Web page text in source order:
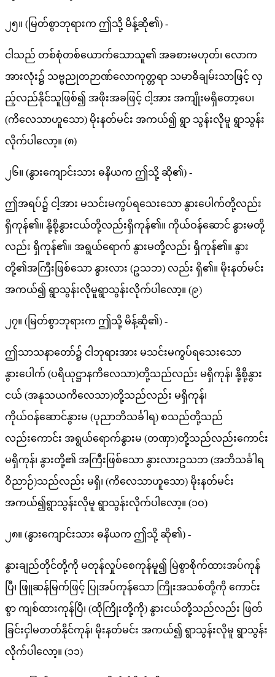
၂၅။ (မြတ်စွာဘုရားက ဤသို့ မိန့်ဆို၏) -
ငါသည် တစ်စုံတစ်ယောက်သောသူ၏ အခစားမဟုတ်၊ လောက
အားလုံး၌ သဗ္ဗညုတဉာဏ်လောကုတ္တရာ သမာဓိချမ်းသာဖြင့် လှ
ည့်လည်နိုင်သူဖြစ်၍ အဖိုးအခဖြင့် ငါ့အား အကျိုးမရှိတော့ပေ၊
(ကိလေသာဟူသော) မိုးနတ်မင်း အကယ်၍ ရွာ သွန်းလိုမူ ရွာသွန်း
လိုက်ပါလော့။ (၈)
၂၆။ (နွားကျောင်းသား ဓနိယက ဤသို့ ဆို၏) -
ဤအရပ်၌ ငါ့အား မသင်းမကွပ်ရသေးသော နွားပေါက်တို့လည်း
ရှိကုန်၏။ နို့စို့နွားငယ်တို့လည်းရှိကုန်၏။ ကိုယ်ဝန်ဆောင် နွားမတို့
လည်း ရှိကုန်၏။ အရွယ်ရောက် နွားမတို့လည်း ရှိကုန်၏။ နွား
တို့၏အကြီးဖြစ်သော နွားလား (ဥသဘ) လည်း ရှိ၏။ မိုးနတ်မင်း
အကယ်၍ ရွာသွန်းလိုမူရွာသွန်းလိုက်ပါလော့။ (၉)
၂၇။ (မြတ်စွာဘုရားက ဤသို့ မိန့်ဆို၏) -
ဤသာသနာတော်၌ ငါဘုရားအား မသင်းမကွပ်ရသေးသော
နွားပေါက် (ပရိယုဋ္ဌာနကိလေသာ)တို့သည်လည်း မရှိကုန်၊ နို့စို့နွား
ငယ် (အနုသယကိလေသာ)တို့သည်လည်း မရှိကုန်၊
ကိုယ်ဝန်ဆောင်နွားမ (ပုညာဘိသင်္ခါရ) စသည်တို့သည်
လည်းကောင်း အရွယ်ရောက်နွားမ (တဏှာ)တို့သည်လည်းကောင်း
မရှိကုန်၊ နွားတို့၏ အကြီးဖြစ်သော နွားလားဥသဘ (အဘိသင်္ခါရ
ဝိညာဉ်)သည်လည်း မရှိ၊ (ကိလေသာဟူသော) မိုးနတ်မင်း
အကယ်၍ရွာသွန်းလိုမူ ရွာသွန်းလိုက်ပါလော့။ (၁ဝ)
၂၈။ (နွားကျောင်းသား ဓနိယက ဤသို့ ဆို၏) -
နွားချည်တိုင်တို့ကို မတုန်လှုပ်စေကုန်မူ၍ မြဲစွာစိုက်ထားအပ်ကုန်
ပြီ၊ ဖြူဆန်မြက်ဖြင့် ပြုအပ်ကုန်သော ကြိုးအသစ်တို့ကို ကောင်း
စွာ ကျစ်ထားကုန်ပြီ၊ (ထိုကြိုးတို့ကို) နွားငယ်တို့သည်လည်း ဖြတ်
ခြင်းငှါမတတ်နိုင်ကုန်၊ မိုးနတ်မင်း အကယ်၍ ရွာသွန်းလိုမူ ရွာသွန်း
လိုက်ပါလော့။ (၁၁)